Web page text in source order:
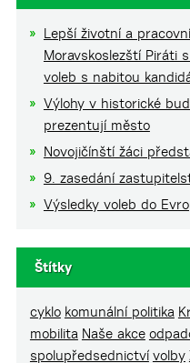
Lepší životní a
Moravskoslezští Piráti
voleb s nabitou
Výlohy v historické
prezentují město
Novojičínští žáci
9. zasedání
Výsledky voleb do
Štítky
cyklo komunální politika
mobilita Naše akce
spolupředsednictví volby